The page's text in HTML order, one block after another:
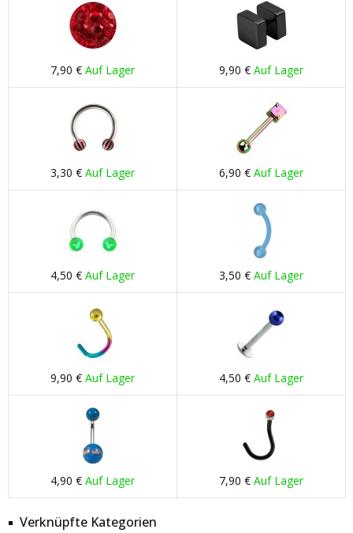
7,90 € Auf Lager 9,90 € Auf Lager
3,30 € Auf Lager 6,90 € Auf Lager
4,50 € Auf Lager 3,50 € Auf Lager
9,90 € Auf Lager 4,50 € Auf Lager
4,90 € Auf Lager 7,90 € Auf Lager
Verknüpfte Kategorien